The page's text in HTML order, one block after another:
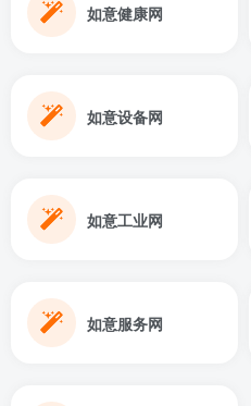
如意健康网
如意设备网
如意工业网
如意服务网